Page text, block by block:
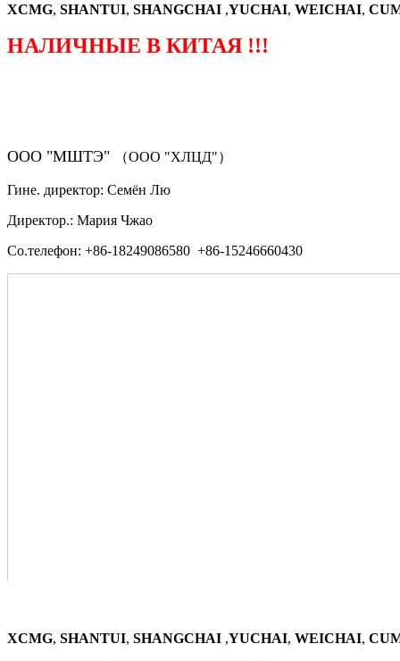
XCMG, SHANTUI, SHANGCHAI ,YUCHAI, WEICHAI,
НАЛИЧНЫЕ В КИТАЯ !!!
ООО "МШТЭ" （ООО "ХЛЦД"）
Гине. директор: Семён Лю
Директор.: Мария Чжао
Со.телефон: +86-18249086580 +86-15246660430
XCMG, SHANTUI, SHANGCHAI ,YUCHAI, WEICHAI,